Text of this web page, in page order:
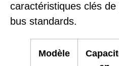
caractéristiques clés
bus standards.
Modèle